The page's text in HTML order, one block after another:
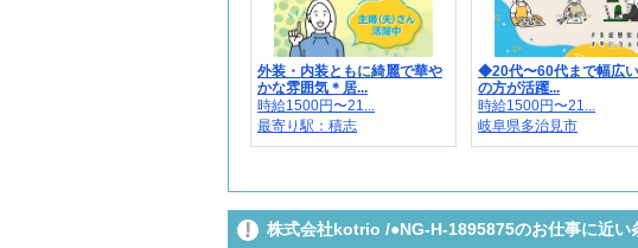
外装・内装ともに綺麗で華や
かな雰囲気＊居...
時給1500円〜21...
最寄り駅：積志
◆20代〜60代まで幅広
の方が活躍...
時給1500円〜21...
岐阜県多治見市
株式会社kotrio /●NG-H-1895875のお仕事に近い